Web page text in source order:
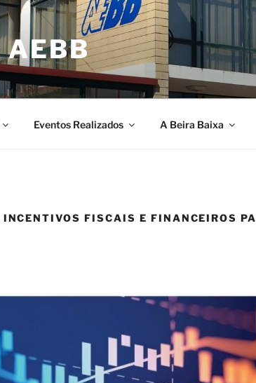
AEBB
Eventos Realizados A Beira Baixa
INCENTIVOS FISCAIS E FINANCEIROS